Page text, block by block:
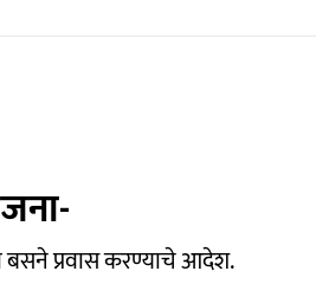
प्रवास करण्याचे आदेश.